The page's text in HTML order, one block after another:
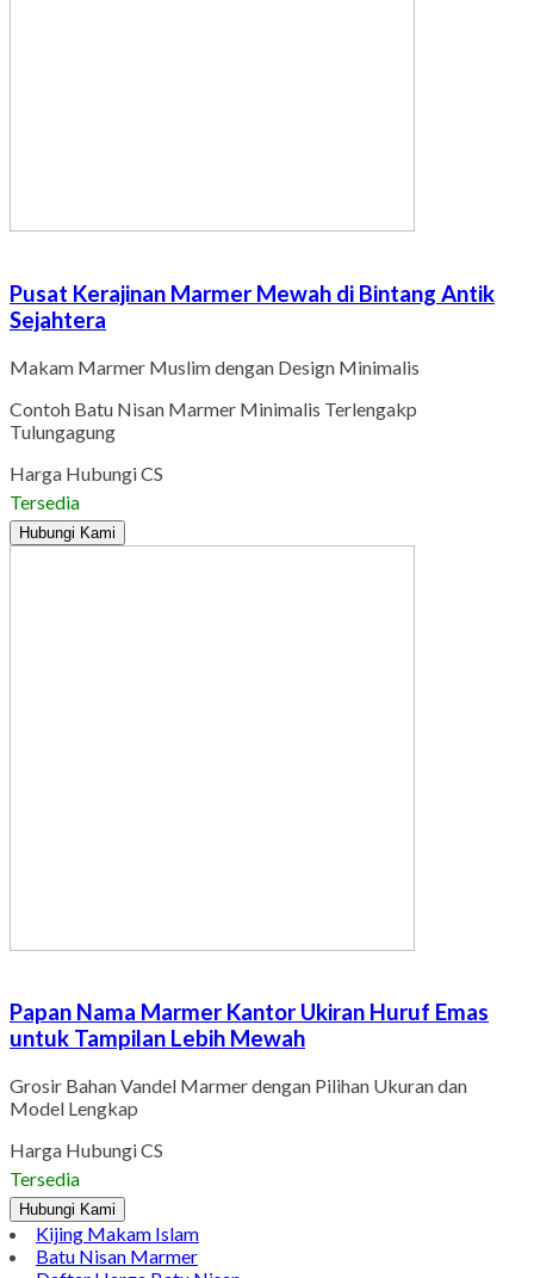
Pusat Kerajinan Marmer Mewah di Bintang Antik
Sejahtera
Makam Marmer Muslim dengan Design Minimalis
Contoh Batu Nisan Marmer Minimalis Terlengakp
Tulungagung
Harga Hubungi CS
Tersedia
Hubungi Kami
Papan Nama Marmer Kantor Ukiran Huruf Emas
untuk Tampilan Lebih Mewah
Grosir Bahan Vandel Marmer dengan Pilihan Ukuran dan
Model Lengkap
Harga Hubungi CS
Tersedia
Hubungi Kami
Kijing Makam Islam
Batu Nisan Marmer